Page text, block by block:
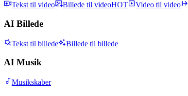
Tekst til video Billede til videoHOT Video til video
AI Billede
Tekst til billede Billede til billede
AI Musik
Musikskaber